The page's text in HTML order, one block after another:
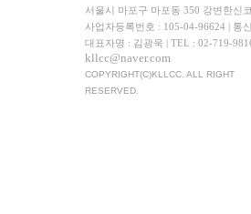
서울시 마포구 마포동 350 강변한신
사업자등록번호 : 105-04-96624 | 통
대표자명 : 김광욱 | TEL : 02-719-
kllcc@naver.com
COPYRIGHT(C)KLLCC. ALL RIGHT
RESERVED.